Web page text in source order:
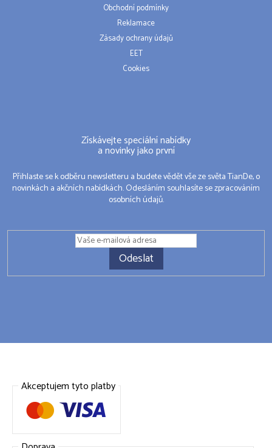
Obchodní podmínky
Reklamace
Zásady ochrany údajů
EET
Cookies
Získávejte speciální nabídky
a novinky jako první
Přihlaste se k odběru newsletteru a budete vědět vše ze světa TianDe, o
novinkách a akčních nabídkách. Odesláním souhlasíte se zpracováním
osobních údajů.
Odeslat
Akceptujem tyto platby